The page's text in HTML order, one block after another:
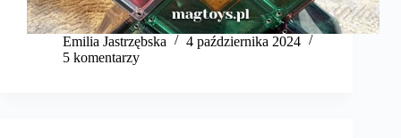
Emilia Jastrzębska
4 października 2024
5 komentarzy